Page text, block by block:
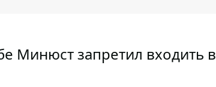
Минюст запретил входить в